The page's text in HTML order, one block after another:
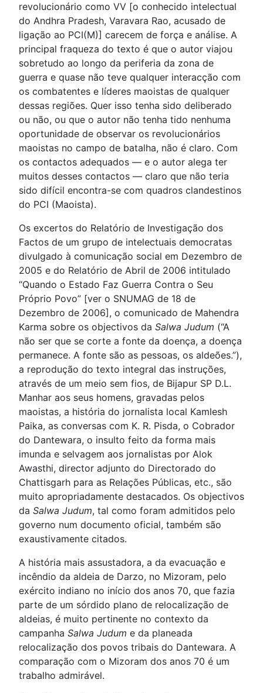
revolucionário como VV [o conhecido intelectual
do Andhra Pradesh, Varavara Rao, acusado de
ligação ao PCI(M)] carecem de força e análise. A
principal fraqueza do texto é que o autor viajou
sobretudo ao longo da periferia da zona de
guerra e quase não teve qualquer interacção com
os combatentes e líderes maoistas de qualquer
dessas regiões. Quer isso tenha sido deliberado
ou não, ou que o autor não tenha tido nenhuma
oportunidade de observar os revolucionários
maoistas no campo de batalha, não é claro. Com
os contactos adequados — e o autor alega ter
muitos desses contactos — claro que não teria
sido difícil encontra-se com quadros clandestinos
do PCI (Maoista).
Os excertos do Relatório de Investigação dos
Factos de um grupo de intelectuais democratas
divulgado à comunicação social em Dezembro de
2005 e do Relatório de Abril de 2006 intitulado
“Quando o Estado Faz Guerra Contra o Seu
Próprio Povo” [ver o SNUMAG de 18 de
Dezembro de 2006], o comunicado de Mahendra
Karma sobre os objectivos da Salwa Judum (“A
não ser que se corte a fonte da doença, a doença
permanece. A fonte são as pessoas, os aldeões.”),
a reprodução do texto integral das instruções,
através de um meio sem fios, de Bijapur SP D.L.
Manhar aos seus homens, gravadas pelos
maoistas, a história do jornalista local Kamlesh
Paika, as conversas com K. R. Pisda, o Cobrador
do Dantewara, o insulto feito da forma mais
imunda e selvagem aos jornalistas por Alok
Awasthi, director adjunto do Directorado do
Chattisgarh para as Relações Públicas, etc., são
muito apropriadamente destacados. Os objectivos
da Salwa Judum, tal como foram admitidos pelo
governo num documento oficial, também são
exaustivamente citados.
A história mais assustadora, a da evacuação e
incêndio da aldeia de Darzo, no Mizoram, pelo
exército indiano no início dos anos 70, que fazia
parte de um sórdido plano de relocalização de
aldeias, é muito pertinente no contexto da
campanha Salwa Judum e da planeada
relocalização dos povos tribais do Dantewara. A
comparação com o Mizoram dos anos 70 é um
trabalho admirável.